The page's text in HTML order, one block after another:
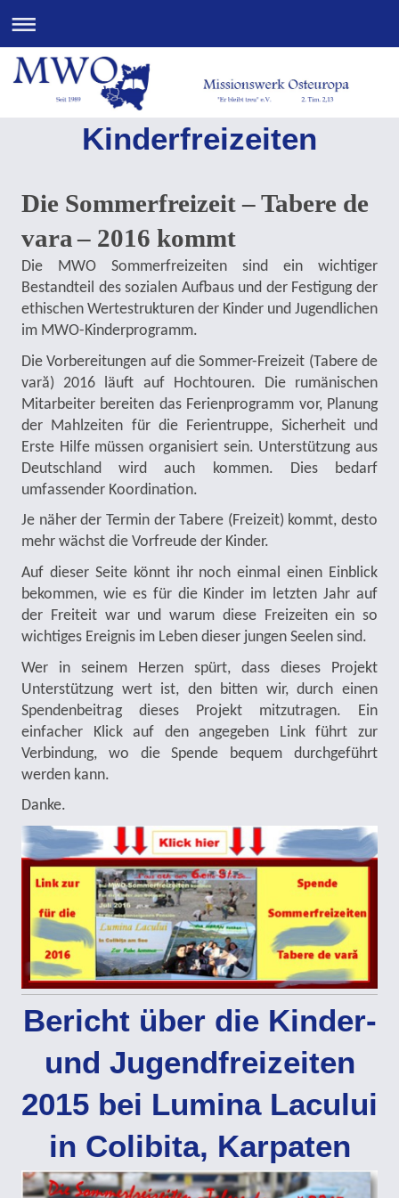
Kinderfreizeiten
Die Sommerfreizeit – Tabere de
vara – 2016 kommt
Die MWO Sommerfreizeiten sind ein wichtiger
Bestandteil des sozialen Aufbaus und der Festigung der
ethischen Wertestrukturen der Kinder und Jugendlichen
im MWO-Kinderprogramm.
Die Vorbereitungen auf die Sommer-Freizeit (Tabere de
vară) 2016 läuft auf Hochtouren. Die rumänischen
Mitarbeiter bereiten das Ferienprogramm vor, Planung
der Mahlzeiten für die Ferientruppe, Sicherheit und
Erste Hilfe müssen organisiert sein. Unterstützung aus
Deutschland wird auch kommen. Dies bedarf
umfassender Koordination.
Je näher der Termin der Tabere (Freizeit) kommt, desto
mehr wächst die Vorfreude der Kinder.
Auf dieser Seite könnt ihr noch einmal einen Einblick
bekommen, wie es für die Kinder im letzten Jahr auf
der Freiteit war und warum diese Freizeiten ein so
wichtiges Ereignis im Leben dieser jungen Seelen sind.
Wer in seinem Herzen spürt, dass dieses Projekt
Unterstützung wert ist, den bitten wir, durch einen
Spendenbeitrag dieses Projekt mitzutragen. Ein
einfacher Klick auf den angegeben Link führt zur
Verbindung, wo die Spende bequem durchgeführt
werden kann.
Danke.
Bericht über die Kinder-
und Jugendfreizeiten
2015 bei Lumina Lacului
in Colibita, Karpaten